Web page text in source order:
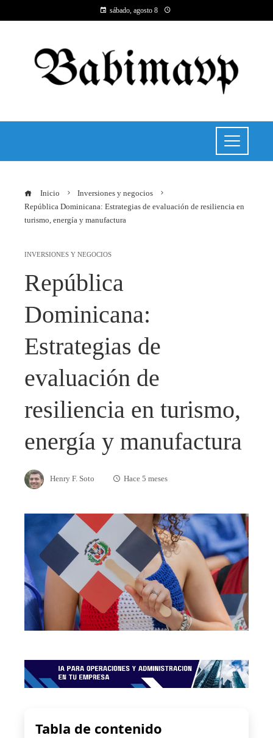
sábado, agosto 8
Inicio
Inversiones y negocios
República Dominicana: Estrategias de evaluación de resiliencia en
turismo, energía y manufactura
INVERSIONES Y NEGOCIOS
República
Dominicana:
Estrategias de
evaluación de
resiliencia en turismo,
energía y manufactura
Henry F. Soto Hace 5 meses
Tabla de contenido